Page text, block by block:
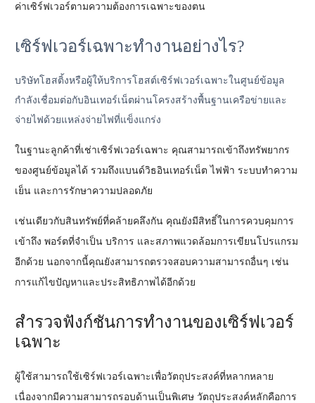
ค่าเซิร์ฟเวอร์ตามความต้องการเฉพาะของตน
เซิร์ฟเวอร์เฉพาะทำงานอย่างไร?
บริษัทโฮสติ้งหรือผู้ให้บริการโฮสต์เซิร์ฟเวอร์เฉพาะในศูนย์ข้อมูล
กำลังเชื่อมต่อกับอินเทอร์เน็ตผ่านโครงสร้างพื้นฐานเครือข่ายและ
จ่ายไฟด้วยแหล่งจ่ายไฟที่แข็งแกร่ง
ในฐานะลูกค้าที่เช่าเซิร์ฟเวอร์เฉพาะ คุณสามารถเข้าถึงทรัพยากร
ของศูนย์ข้อมูลได้ รวมถึงแบนด์วิธอินเทอร์เน็ต ไฟฟ้า ระบบทำความ
เย็น และการรักษาความปลอดภัย
เช่นเดียวกับสินทรัพย์ที่คล้ายคลึงกัน คุณยังมีสิทธิ์ในการควบคุมการ
เข้าถึง พอร์ตที่จำเป็น บริการ และสภาพแวดล้อมการเขียนโปรแกรม
อีกด้วย นอกจากนี้คุณยังสามารถตรวจสอบความสามารถอื่นๆ เช่น
การแก้ไขปัญหาและประสิทธิภาพได้อีกด้วย
สำรวจฟังก์ชันการทำงานของเซิร์ฟเวอร์
เฉพาะ
ผู้ใช้สามารถใช้เซิร์ฟเวอร์เฉพาะเพื่อวัตถุประสงค์ที่หลากหลาย
เนื่องจากมีความสามารถรอบด้านเป็นพิเศษ วัตถุประสงค์หลักคือการ